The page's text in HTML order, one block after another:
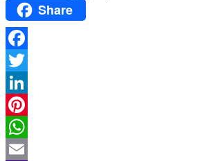
Share
Facebook
Twitter
LinkedIn
Pinterest
WhatsApp